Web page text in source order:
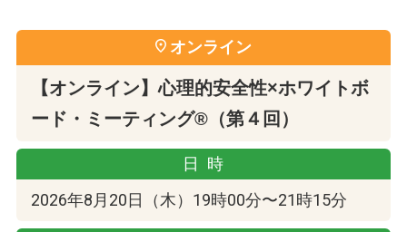
オンライン
【オンライン】心理的安全性×ホワイトボ
ード・ミーティング®（第４回）
日時
2026年8月20日（木）19時00分〜21時15分